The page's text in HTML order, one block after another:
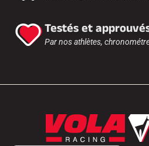
Testés et
Par nos athlètes,